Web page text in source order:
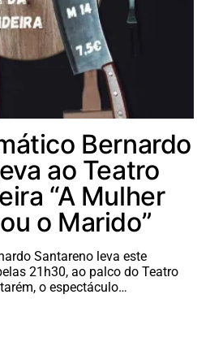
Bernardo
ao Teatro
“A Mulher
o Marido”
Santareno leva este
21h30, ao palco do Teatro
o espectáculo…